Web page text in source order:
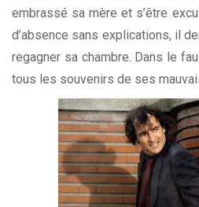
embrassé sa mère et s’être
d’absence sans explications, il
regagner sa chambre. Dans le
tous les souvenirs de ses